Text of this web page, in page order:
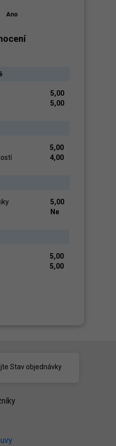
Ano
5,00
5,00
5,00
4,00
5,00
Ne
5,00
5,00
Stav objednávky